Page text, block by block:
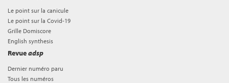
Le point sur la canicule
Le point sur la Covid-19
Grille Domiscore
English synthesis
Revueadsp
Dernier numéro paru
Tous les numéros